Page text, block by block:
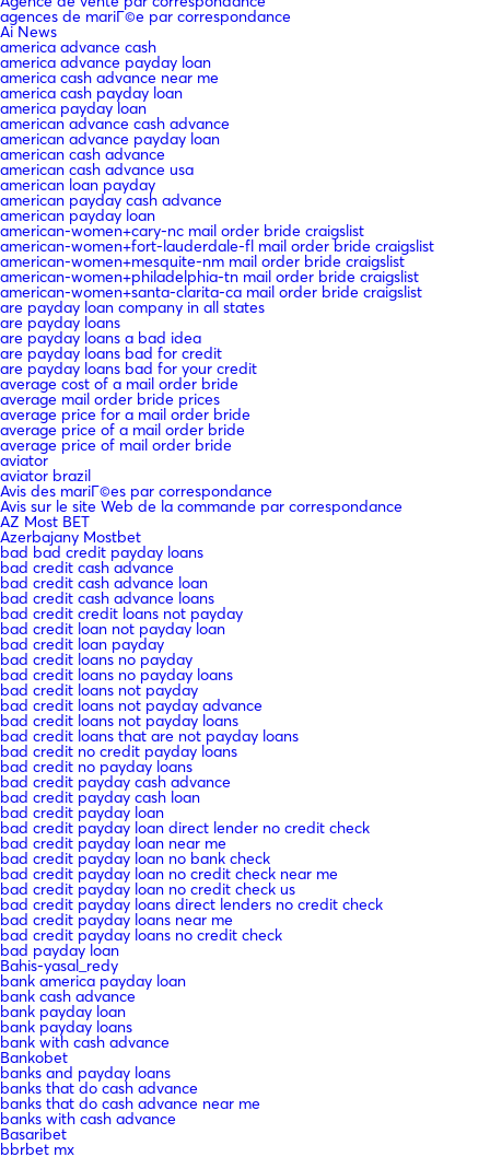
agences de mariГ©e par correspondance
Ai News
america advance cash
america advance payday loan
america cash advance near me
america cash payday loan
america payday loan
american advance cash advance
american advance payday loan
american cash advance
american cash advance usa
american loan payday
american payday cash advance
american payday loan
american-women+cary-nc mail order bride craigslist
american-women+fort-lauderdale-fl mail order bride craigslist
american-women+mesquite-nm mail order bride craigslist
american-women+philadelphia-tn mail order bride craigslist
american-women+santa-clarita-ca mail order bride craigslist
are payday loan company in all states
are payday loans
are payday loans a bad idea
are payday loans bad for credit
are payday loans bad for your credit
average cost of a mail order bride
average mail order bride prices
average price for a mail order bride
average price of a mail order bride
average price of mail order bride
aviator
aviator brazil
Avis des mariГ©es par correspondance
Avis sur le site Web de la commande par correspondance
AZ Most BET
Azerbajany Mostbet
bad bad credit payday loans
bad credit cash advance
bad credit cash advance loan
bad credit cash advance loans
bad credit credit loans not payday
bad credit loan not payday loan
bad credit loan payday
bad credit loans no payday
bad credit loans no payday loans
bad credit loans not payday
bad credit loans not payday advance
bad credit loans not payday loans
bad credit loans that are not payday loans
bad credit no credit payday loans
bad credit no payday loans
bad credit payday cash advance
bad credit payday cash loan
bad credit payday loan
bad credit payday loan direct lender no credit check
bad credit payday loan near me
bad credit payday loan no bank check
bad credit payday loan no credit check near me
bad credit payday loan no credit check us
bad credit payday loans direct lenders no credit check
bad credit payday loans near me
bad credit payday loans no credit check
bad payday loan
Bahis-yasal_redy
bank america payday loan
bank cash advance
bank payday loan
bank payday loans
bank with cash advance
Bankobet
banks and payday loans
banks that do cash advance
banks that do cash advance near me
banks with cash advance
Basaribet
bbrbet mx